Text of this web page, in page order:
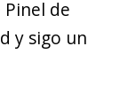
de
y sigo un